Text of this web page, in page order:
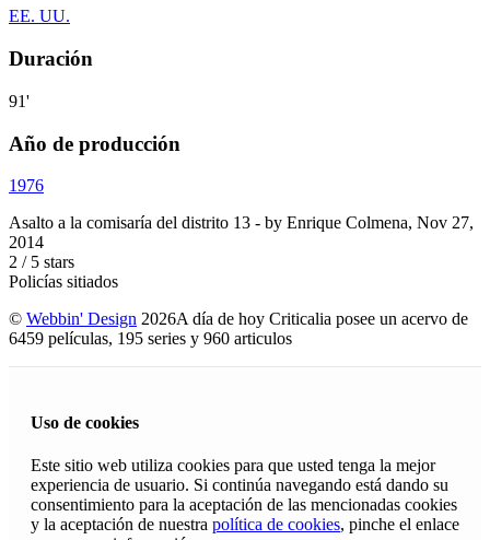
EE. UU.
Duración
91'
Año de producción
1976
Asalto a la comisaría del distrito 13 - by Enrique Colmena, Nov 27,
2014
2 / 5 stars
Policías sitiados
© Webbin' Design 2026A día de hoy Criticalia posee un acervo de
6459 películas, 195 series y 960 articulos
Uso de cookies
Este sitio web utiliza cookies para que usted tenga la mejor
experiencia de usuario. Si continúa navegando está dando su
consentimiento para la aceptación de las mencionadas cookies
y la aceptación de nuestra política de cookies, pinche el enlace